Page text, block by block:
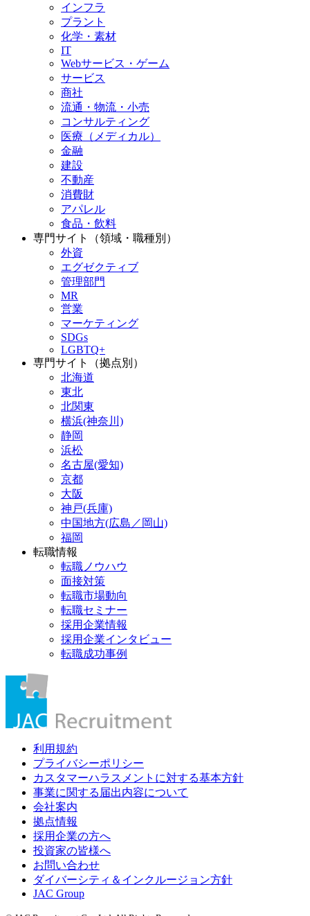
インフラ
プラント
化学・素材
IT
Webサービス・ゲーム
サービス
商社
流通・物流・小売
コンサルティング
医療（メディカル）
金融
建設
不動産
消費財
アパレル
食品・飲料
専門サイト（領域・職種別）
外資
エグゼクティブ
管理部門
MR
営業
マーケティング
SDGs
LGBTQ+
専門サイト（拠点別）
北海道
東北
北関東
横浜(神奈川)
静岡
浜松
名古屋(愛知)
京都
大阪
神戸(兵庫)
中国地方(広島／岡山)
福岡
転職情報
転職ノウハウ
面接対策
転職市場動向
転職セミナー
採用企業情報
採用企業インタビュー
転職成功事例
利用規約
プライバシーポリシー
カスタマーハラスメントに対する基本方針
事業に関する届出内容について
会社案内
拠点情報
採用企業の方へ
投資家の皆様へ
お問い合わせ
ダイバーシティ＆インクルージョン方針
JAC Group